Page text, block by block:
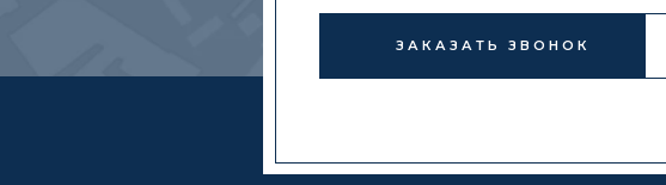
ЗАКАЗАТЬ ЗВОНОК